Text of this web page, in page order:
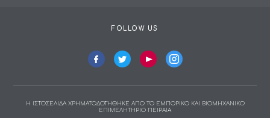
FOLLOW US
Η ΙΣΤΟΣΕΛΙΔΑ ΧΡΗΜΑΤΟΔΟΤΗΘΗΚΕ ΑΠΟ ΤΟ ΕΜΠΟΡΙΚΟ ΚΑΙ ΒΙΟΜΗΧΑΝΙΚΟ
ΕΠΙΜΕΛΗΤΗΡΙΟ ΠΕΙΡΑΙΑ